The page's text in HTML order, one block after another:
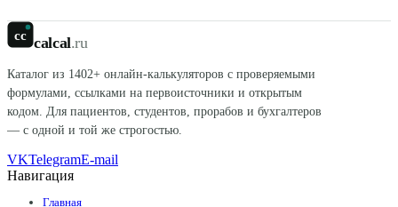
cc calcal.ru
Каталог из 1402+ онлайн-калькуляторов с проверяемыми
формулами, ссылками на первоисточники и открытым
кодом. Для пациентов, студентов, прорабов и бухгалтеров
— с одной и той же строгостью.
VKTelegramE-mail
Навигация
Главная